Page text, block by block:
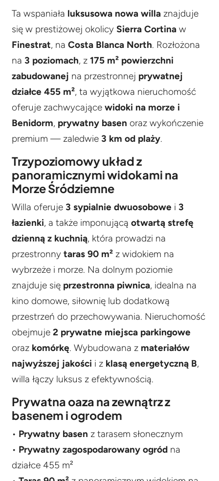
Ta wspaniała luksusowa nowa willa znajduje
się w prestiżowej okolicy Sierra Cortina w
Finestrat, na Costa Blanca North. Rozłożona
na 3 poziomach, z 175 m² powierzchni
zabudowanej na przestronnej prywatnej
działce 455 m², ta wyjątkowa nieruchomość
oferuje zachwycające widoki na morze i
Benidorm, prywatny basen oraz wykończenie
premium — zaledwie 3 km od plaży.
Trzypoziomowy układ z
panoramicznymi widokami na
Morze Śródziemne
Willa oferuje 3 sypialnie dwuosobowe i 3
łazienki, a także imponującą otwartą strefę
dzienną z kuchnią, która prowadzi na
przestronny taras 90 m² z widokiem na
wybrzeże i morze. Na dolnym poziomie
znajduje się przestronna piwnica, idealna na
kino domowe, siłownię lub dodatkową
przestrzeń do przechowywania. Nieruchomość
obejmuje 2 prywatne miejsca parkingowe
oraz komórkę. Wybudowana z materiałów
najwyższej jakości i z klasą energetyczną B,
willa łączy luksus z efektywnością.
Prywatna oaza na zewnątrz z
basenem i ogrodem
• Prywatny basen z tarasem słonecznym
• Prywatny zagospodarowany ogród na
działce 455 m²